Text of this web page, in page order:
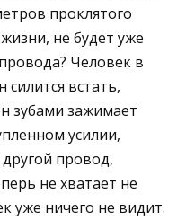
проклятого
не будет уже
Человек в
силится встать,
зубами зажимает
усилии,
провод,
не хватает не
уже ничего не видит.